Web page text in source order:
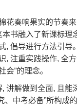
花奏响果实的节奏
书融入了新课标理
, 倡导进行方法引导
, 注重实践操作, 全
会”的理念。
讲解做到全面, 且能
中考必备”所构成